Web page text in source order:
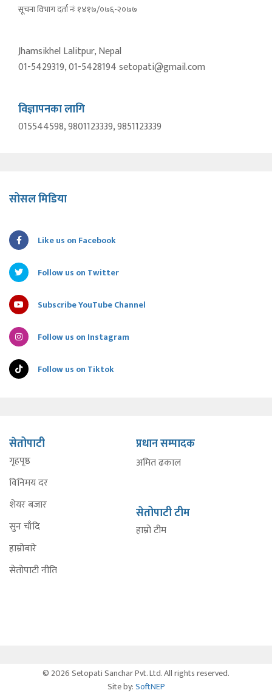
सूचना विभाग दर्ता नंः १४१७/०७६-२०७७
Jhamsikhel Lalitpur, Nepal
01-5429319, 01-5428194 setopati@gmail.com
विज्ञापनका लागि
015544598, 9801123339, 9851123339
सोसल मिडिया
Like us on Facebook
Follow us on Twitter
Subscribe YouTube Channel
Follow us on Instagram
Follow us on Tiktok
सेतोपाटी
गृहपृष्ठ
विनिमय दर
शेयर बजार
सुन चाँदि
हाम्रोबारे
सेतोपाटी नीति
प्रधान सम्पादक
अमित ढकाल
सेतोपाटी टीम
हाम्रो टीम
© 2026 Setopati Sanchar Pvt. Ltd. All rights reserved.
Site by:SoftNEP